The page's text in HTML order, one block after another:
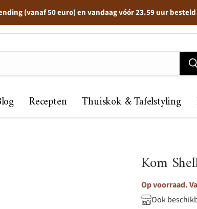
(vanaf 50 euro) en vandaag vóór 23.59 uur
Recepten Thuiskok & Tafelstyling
Kom
Op voorraad.
Ook